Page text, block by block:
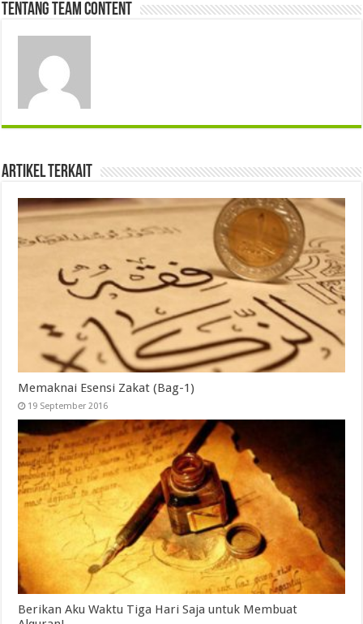
Tentang Team Content
Artikel Terkait
Memaknai Esensi Zakat (Bag-1)
19 September 2016
Berikan Aku Waktu Tiga Hari Saja untuk Membuat